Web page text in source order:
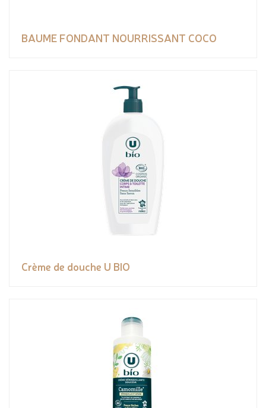
BAUME FONDANT NOURRISSANT COCO
Crème de douche U BIO